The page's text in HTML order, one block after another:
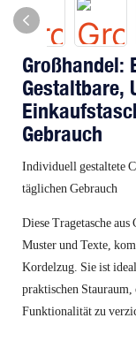
Großhandel:
Gestaltbare,
Gebrauch
Individuell gestaltete
täglichen Gebrauch
Diese Tragetasche
Muster und Texte,
Kordelzug. Sie ist
praktischen Stauraum,
Funktionalität zu